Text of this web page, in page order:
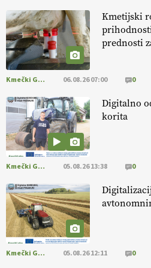
[EKOloško = LOGIČNO ]
Na
aronije
v dobrem desetletju zrasla v
podjetniško zgodbo.
#IMCAP #CAP https://t.co/xp1oihBDaJ
[EKOloško = LOGIČNO
v tujini
. Zato je ekološka pridelava
vinarje
. VEČ
https://t.co/
https://t.co/01qpoeLyNP
[EKOloško = LOGIČNO
kmetijstva in uspešno prenovo kmetij
https://t.co/RRn8unbwXp @EUAgri
https://t.co/mnLHFv2VuP
Kmetijski
prednosti
Kmečki Glas 06.08.26 07:00 0
Digitalno
korita
Kmečki Glas 05.08.26 13:38 0
Kmečki Glas 05.08.26 12:11 0